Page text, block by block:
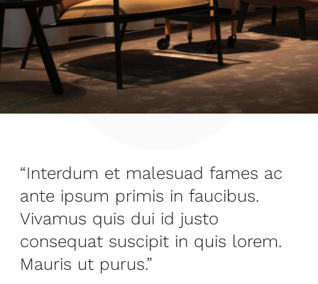
“Interdum et malesuad fames ac
ante ipsum primis in faucibus.
Vivamus quis dui id justo
consequat suscipit in quis lorem.
Mauris ut purus.”